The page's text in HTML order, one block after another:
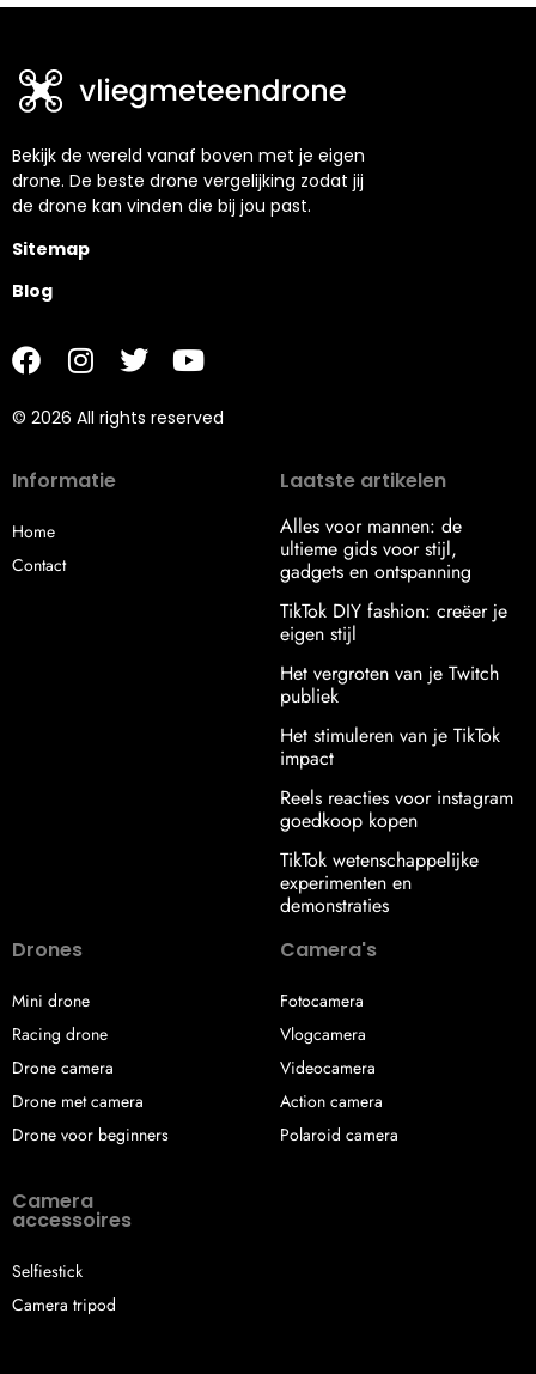
Bekijk de wereld vanaf boven met je eigen
drone. De beste drone vergelijking zodat jij
de drone kan vinden die bij jou past.
Sitemap
Blog
© 2026 All rights reserved
Informatie
Home
Contact
Laatste artikelen
Alles voor mannen: de
ultieme gids voor stijl,
gadgets en ontspanning
TikTok DIY fashion: creëer je
eigen stijl
Het vergroten van je Twitch
publiek
Het stimuleren van je TikTok
impact
Reels reacties voor instagram
goedkoop kopen
TikTok wetenschappelijke
experimenten en
demonstraties
Drones
Mini drone
Racing drone
Drone camera
Drone met camera
Drone voor beginners
Camera's
Fotocamera
Vlogcamera
Videocamera
Action camera
Polaroid camera
Camera
accessoires
Selfiestick
Camera tripod